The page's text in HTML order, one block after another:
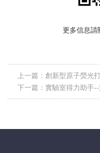
更多信息請
上一篇： 創新型原子熒光
器儀表學會北方區理事會
下一篇： 實驗室得力助手
儀